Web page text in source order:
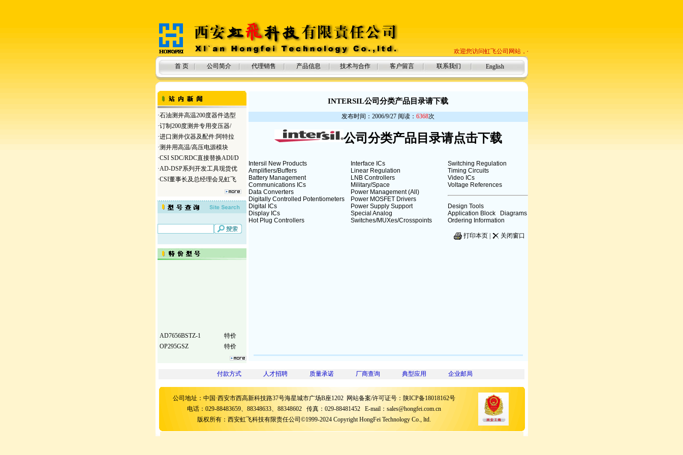
欢迎您访问虹飞公司网站，今天是
首 页 公司简介 代理销售 产品信息 技术与合作 客户留言 联系我们 English
·石油测井高温200度器件选型
·订制200度测井专用变压器/
·进口测井仪器及配件:阿特拉
·测井用高温/高压电源模块
·CSI SDC/RDC直接替换ADI/D
·AD-DSP系列开发工具现货优
·CSI董事长及总经理会见虹飞
AD7656BSTZ-1
特价
OP295GSZ
特价
特价
特价
42094-005
特价
42095-024
特价
特价
特价
42094-024
特价
INTERSIL公司分类产品目录请下载
发布时间：2006/9/27 阅读： 6368次
公司分类产品目录请点击下载
Intersil New Products Interface ICs
Switching Regulation
Amplifiers/Buffers
Linear Regulation
Timing Circuits
Battery Management
LNB Controllers
Video ICs
Communications ICs
Military/Space
Voltage References
Data Converters
Power Management(All)
Digitally Controlled Potentiometers
Power MOSFET Drivers
Digital ICs
Power Supply Support
Design Tools
Display ICs
Special Analog
Application Block Diagrams
Hot Plug Controllers
Switches/MUXes/Crosspoints Ordering Information
打印本页 关闭窗口
付款方式 人才招聘 质量承诺 厂商查询 典型应用 企业邮局
公司地址：中国·西安市西高新科技路37号海星城市广场B座1202 网站备案/许可证号： 陕ICP备18018162号
电话：029-88483659、88348633、88348602 传真：029-88481452 E-mail：sales@hongfei.com.cn
版权所有：西安虹飞科技有限责任公司©1999-2024 Copyright HongFei Technology Co., ltd.